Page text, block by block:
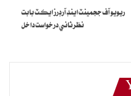
وزارت اگهن ۾ واڌ بابت باضابطا
ريويو آف ججمينٽ اينڊ آرڊرز ايڪٽ بابت
نظرثاني درخواست داخل